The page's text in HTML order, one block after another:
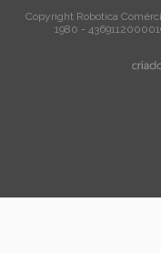
Copyright Robotica
1980 -